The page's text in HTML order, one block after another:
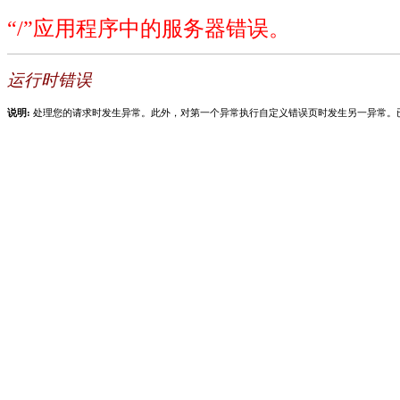
“/”应用程序中的服务器错误。
运行时错误
说明: 处理您的请求时发生异常。此外，对第一个异常执行自定义错误页时发生另一异常。